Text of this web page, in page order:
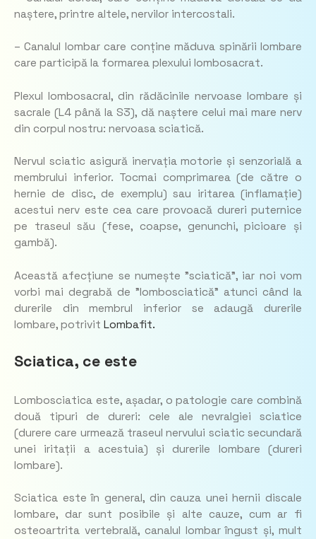
naștere, printre altele, nervilor intercostali.
– Canalul lombar care conține măduva spinării lombare
care participă la formarea plexului lombosacrat.
Plexul lombosacral, din rădăcinile nervoase lombare și
sacrale (L4 până la S3), dă naștere celui mai mare nerv
din corpul nostru: nervoasa sciatică.
Nervul sciatic asigură inervația motorie și senzorială a
membrului inferior. Tocmai comprimarea (de către o
hernie de disc, de exemplu) sau iritarea (inflamație)
acestui nerv este cea care provoacă dureri puternice
pe traseul său (fese, coapse, genunchi, picioare și
gambă).
Această afecțiune se numește ”sciatică”, iar noi vom
vorbi mai degrabă de ”lombosciatică” atunci când la
durerile din membrul inferior se adaugă durerile
lombare, potrivit Lombafit.
Sciatica, ce este
Lombosciatica este, așadar, o patologie care combină
două tipuri de dureri: cele ale nevralgiei sciatice
(durere care urmează traseul nervului sciatic secundară
unei iritații a acestuia) și durerile lombare (dureri
lombare).
Sciatica este în general, din cauza unei hernii discale
lombare, dar sunt posibile și alte cauze, cum ar fi
osteoartrita vertebrală, canalul lombar îngust și, mult